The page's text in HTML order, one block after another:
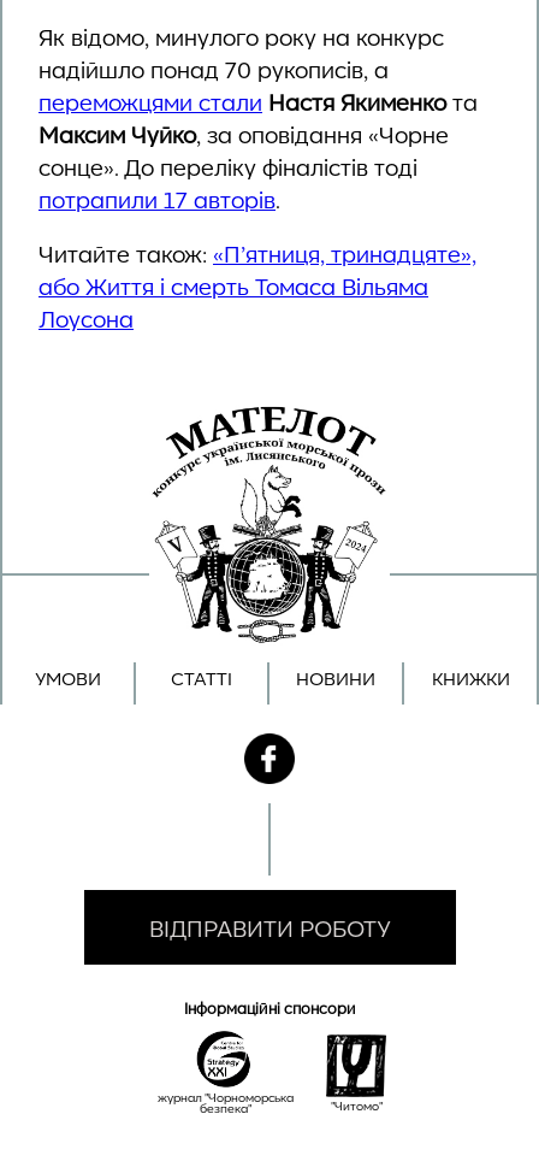
Як відомо, минулого року на конкурс
надійшло понад 70 рукописів, а
переможцями стали Настя Якименкота
Максим Чуйко, за оповідання «Чорне
сонце». До переліку фіналістів тоді
потрапили 17 авторів.
Читайте також: «П’ятниця, тринадцяте»,
або Життя і смерть Томаса Вільяма
Лоусона
УМОВИ СТАТТІ НОВИНИ КНИЖКИ
ВІДПРАВИТИ РОБОТУ
Інформаційні спонсори
журнал "Чорноморська
безпека" "Читомо"